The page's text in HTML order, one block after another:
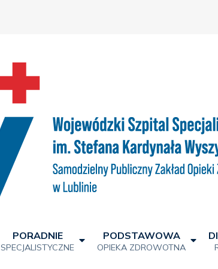
PORADNIE
SPECJALISTYCZNE
PODSTAWOWA
OPIEKA ZDROWOTNA